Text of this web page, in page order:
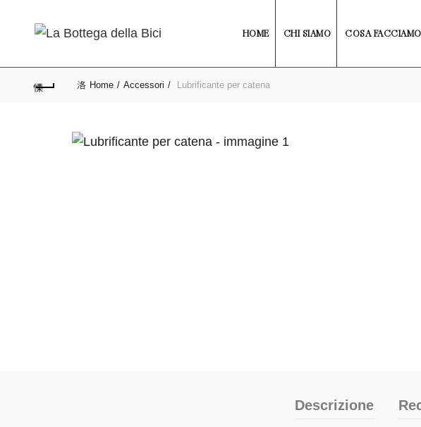
HOME CHI SIAMO COSA FACCIAMO
Home Accessori Lubrificante per catena
Descrizione